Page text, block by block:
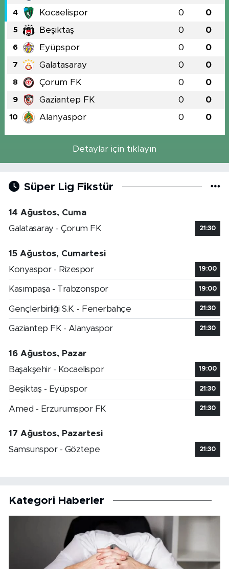
4 Kocaelispor 0 0
5 Beşiktaş 0 0
6 Eyüpspor 0 0
7 Galatasaray 0 0
8 Çorum FK 0 0
9 Gaziantep FK 0 0
10 Alanyaspor 0 0
Detaylar için tıklayın
Süper Lig Fikstür
14 Ağustos, Cuma
Galatasaray - Çorum FK
21:30
15 Ağustos, Cumartesi
Konyaspor - Rizespor
19:00
Kasımpaşa - Trabzonspor 19:00
Gençlerbirliği S.K. - Fenerbahçe 21:30
Gaziantep FK - Alanyaspor 21:30
16 Ağustos, Pazar
Başakşehir - Kocaelispor
19:00
Beşiktaş - Eyüpspor 21:30
Amed - Erzurumspor FK 21:30
17 Ağustos, Pazartesi
Samsunspor - Göztepe
21:30
Kategori Haberler